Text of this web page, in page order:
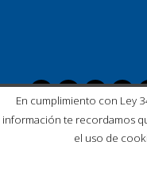
En cumplimiento con Ley
información te recordamos
el uso de